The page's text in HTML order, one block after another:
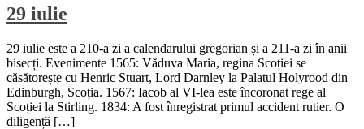
29 iulie
29 iulie este a 210-a zi a calendarului gregorian și a 211-a zi în anii
bisecți. Evenimente 1565: Văduva Maria, regina Scoției se
căsătorește cu Henric Stuart, Lord Darnley la Palatul Holyrood din
Edinburgh, Scoția. 1567: Iacob al VI-lea este încoronat rege al
Scoției la Stirling. 1834: A fost înregistrat primul accident rutier. O
diligență […]